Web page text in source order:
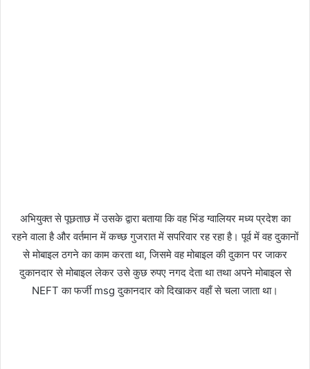
अभियुक्त से पूछताछ में उसके द्वारा बताया कि वह भिंड ग्वालियर मध्य प्रदेश का
रहने वाला है और वर्तमान में कच्छ गुजरात में सपरिवार रह रहा है। पूर्व में वह दुकानों
से मोबाइल ठगने का काम करता था, जिसमे वह मोबाइल की दुकान पर जाकर
दुकानदार से मोबाइल लेकर उसे कुछ रुपए नगद देता था तथा अपने मोबाइल से
NEFT का फर्जी msg दुकानदार को दिखाकर वहाँ से चला जाता था।